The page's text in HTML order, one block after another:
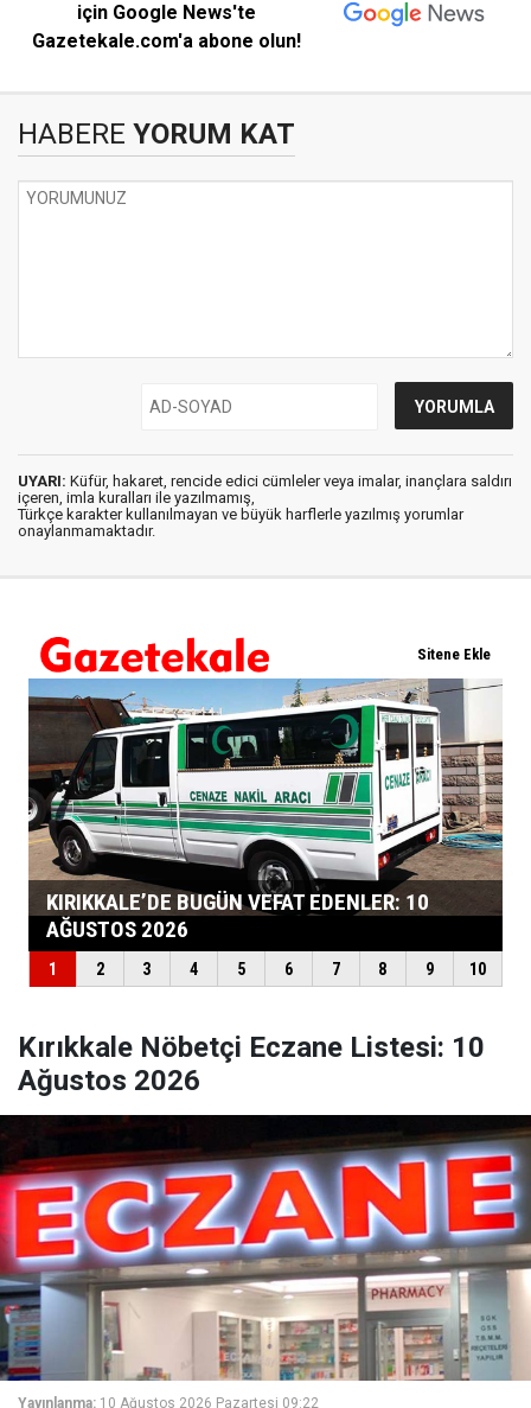
için Google News'te
Gazetekale.com'a abone olun!
HABERE YORUM KAT
UYARI: Küfür, hakaret, rencide edici cümleler veya imalar, inançlara saldırı
içeren, imla kuralları ile yazılmamış,
Türkçe karakter kullanılmayan ve büyük harflerle yazılmış yorumlar
onaylanmamaktadır.
Kırıkkale Nöbetçi Eczane Listesi: 10
Ağustos 2026
Yayınlanma: 10 Ağustos 2026 Pazartesi 09:22